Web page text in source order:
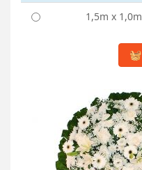
1,5m x 1,0m